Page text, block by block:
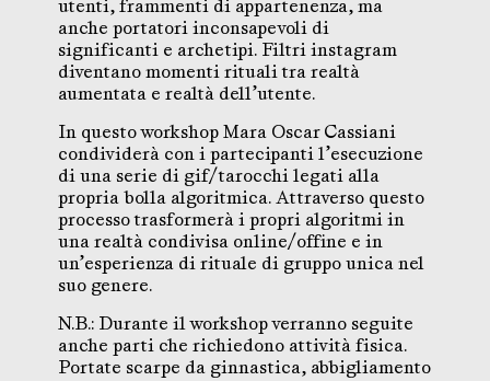
utenti, frammenti di appartenenza, ma
anche portatori inconsapevoli di
significanti e archetipi. Filtri instagram
diventano momenti rituali tra realtà
aumentata e realtà dell’utente.
In questo workshop Mara Oscar Cassiani
condividerà con i partecipanti l’esecuzione
di una serie di gif/tarocchi legati alla
propria bolla algoritmica. Attraverso questo
processo trasformerà i propri algoritmi in
una realtà condivisa online/offine e in
un’esperienza di rituale di gruppo unica nel
suo genere.
N.B.: Durante il workshop verranno seguite
anche parti che richiedono attività fisica.
Portate scarpe da ginnastica, abbigliamento